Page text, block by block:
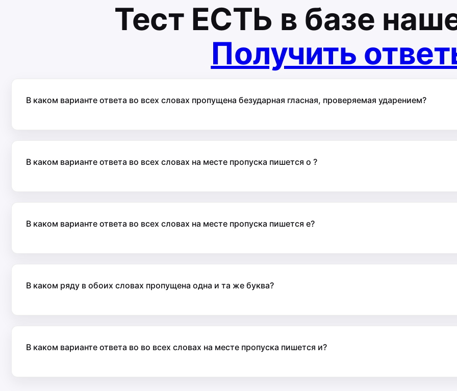
Тест ЕСТЬ в базе
Получить
В каком варианте ответа во всех словах пропущена безударная гласная, проверяемая ударением?
В каком варианте ответа во всех словах на месте пропуска пишется о ?
В каком варианте ответа во всех словах на месте пропуска пишется е?
В каком ряду в обоих словах пропущена одна и та же буква?
В каком варианте ответа во во всех словах на месте пропуска пишется и?